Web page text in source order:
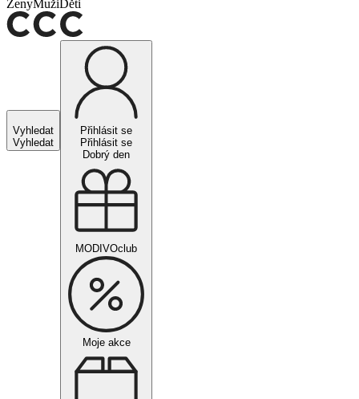
ŽenyMužiDěti
Vyhledat
Vyhledat
Přihlásit se
Přihlásit se
Dobrý den
MODIVOclub
Moje akce